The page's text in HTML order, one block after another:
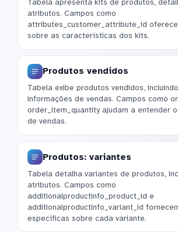
Tabela apresenta kits de produtos,
atributos. Campos como
attributes_customer_attribute_id
sobre as características dos kits.
Produtos vendidos
Tabela exibe produtos vendidos,
informações de vendas. Campos como
order_item_quantity ajudam a entender
de vendas.
Produtos: variantes
Tabela detalha variantes de produtos,
atributos. Campos como
additionalproductinfo_product_id e
additionalproductinfo_variant_id
específicas sobre cada variante.